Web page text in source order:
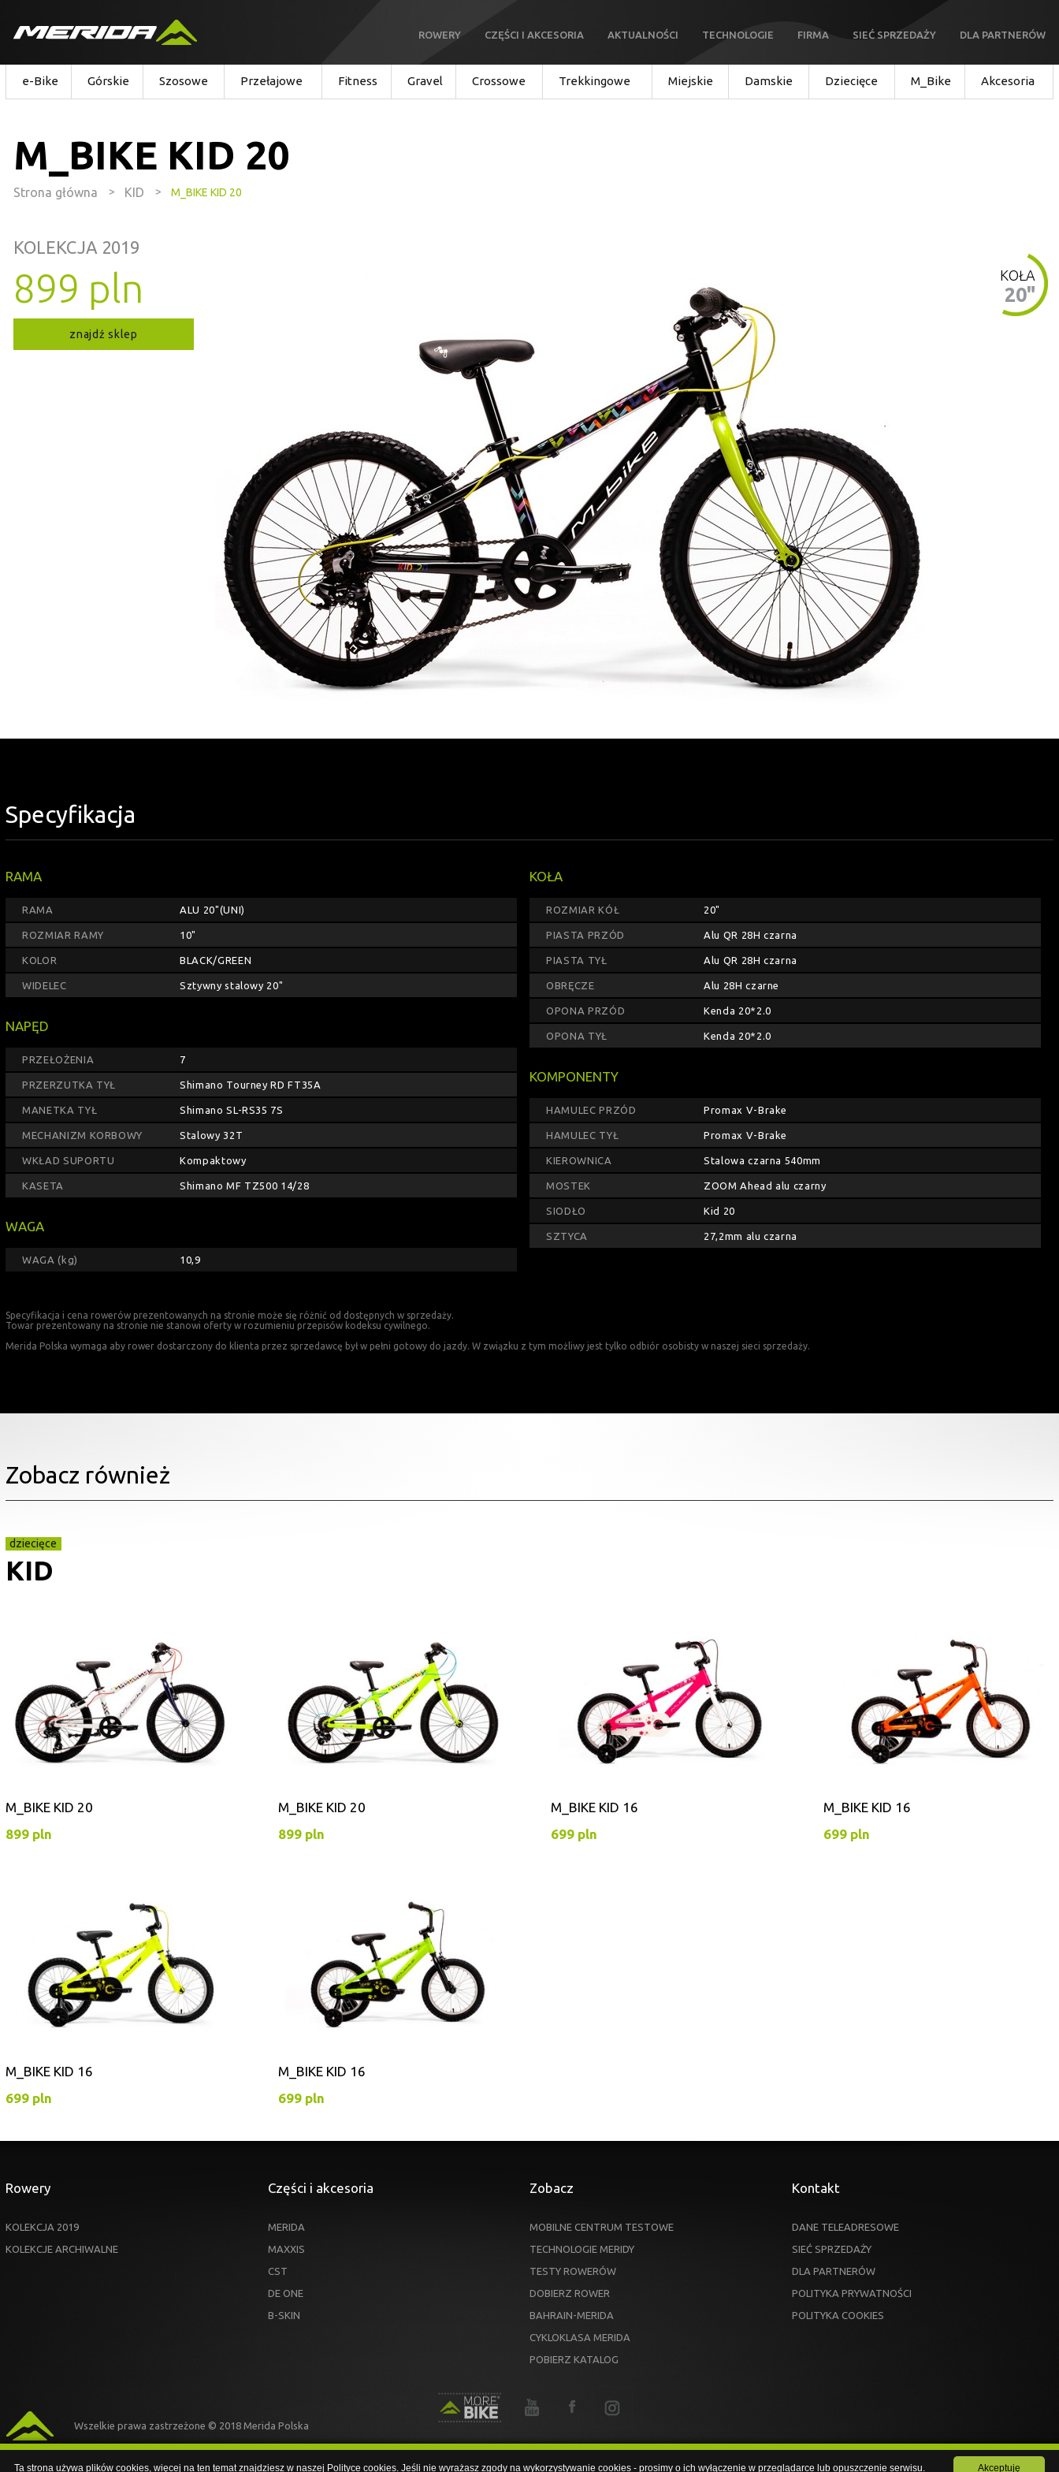
ROWERY CZĘŚCI I AKCESORIA AKTUALNOŚCI TECHNOLOGIE FIRMA SIEĆ SPRZEDAŻY DLA PARTNERÓW
e-Bike Górskie Szosowe Przełajowe Fitness Gravel Crossowe Trekkingowe Miejskie Damskie Dziecięce M_Bike Akcesoria
M_BIKE KID 20
Strona główna > KID > M_BIKE KID 20
KOLEKCJA 2019
899 pln
znajdź sklep
KOŁA
20"
Specyfikacja
RAMA
RAMA ALU 20"(UNI)
ROZMIAR RAMY 10"
KOLOR BLACK/GREEN
WIDELEC Sztywny stalowy 20"
NAPĘD
PRZEŁOŻENIA 7
PRZERZUTKA TYŁ Shimano Tourney RD FT35A
MANETKA TYŁ Shimano SL-RS35 7S
MECHANIZM KORBOWY Stalowy 32T
WKŁAD SUPORTU Kompaktowy
KASETA Shimano MF TZ500 14/28
WAGA
WAGA (kg) 10,9
KOŁA
ROZMIAR KÓŁ 20"
PIASTA PRZÓD Alu QR 28H czarna
PIASTA TYŁ Alu QR 28H czarna
OBRĘCZE Alu 28H czarne
OPONA PRZÓD Kenda 20*2.0
OPONA TYŁ Kenda 20*2.0
KOMPONENTY
HAMULEC PRZÓD Promax V-Brake
HAMULEC TYŁ Promax V-Brake
KIEROWNICA Stalowa czarna 540mm
MOSTEK ZOOM Ahead alu czarny
SIODŁO Kid 20
SZTYCA 27,2mm alu czarna
Specyfikacja i cena rowerów prezentowanych na stronie może się różnić od dostępnych w sprzedaży.
Towar prezentowany na stronie nie stanowi oferty w rozumieniu przepisów kodeksu cywilnego.
Merida Polska wymaga aby rower dostarczony do klienta przez sprzedawcę był w pełni gotowy do jazdy. W związku z tym możliwy jest tylko odbiór osobisty w naszej sieci sprzedaży.
Zobacz również
dziecięce
KID
M_BIKE KID 20
899 pln
M_BIKE KID 20
899 pln
M_BIKE KID 16
699 pln
M_BIKE KID 16
699 pln
M_BIKE KID 16
699 pln
M_BIKE KID 16
699 pln
Rowery
KOLEKCJA 2019
KOLEKCJE ARCHIWALNE
Części i akcesoria
MERIDA
MAXXIS
CST
DE ONE
B-SKIN
Zobacz
MOBILNE CENTRUM TESTOWE
TECHNOLOGIE MERIDY
TESTY ROWERÓW
DOBIERZ ROWER
BAHRAIN-MERIDA
CYKLOKLASA MERIDA
POBIERZ KATALOG
Kontakt
DANE TELEADRESOWE
SIEĆ SPRZEDAŻY
DLA PARTNERÓW
POLITYKA PRYWATNOŚCI
POLITYKA COOKIES
Wszelkie prawa zastrzeżone © 2018 Merida Polska
Akceptuję
Ta strona używa plików cookies, więcej na ten temat znajdziesz w naszej Polityce cookies. Jeśli nie wyrażasz zgody na wykorzystywanie cookies - prosimy o ich wyłączenie w przeglądarce lub opuszczenie serwisu.